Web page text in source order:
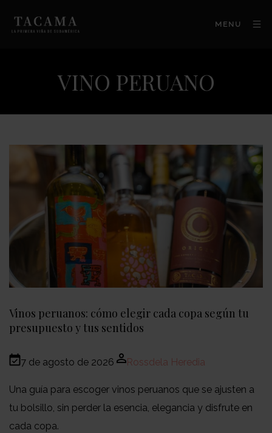
MENU
VINO PERUANO
Vinos peruanos: cómo elegir cada copa según tu
presupuesto y tus sentidos
7 de agosto de 2026 Rossdela Heredia
Una guía para escoger vinos peruanos que se ajusten a
tu bolsillo, sin perder la esencia, elegancia y disfrute en
cada copa.